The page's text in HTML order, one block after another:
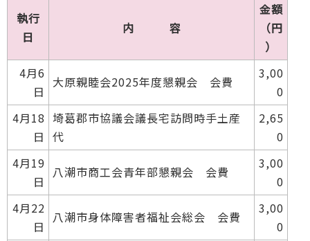
執行
日
内 容
金額
（円
）
4月6
日
大原親睦会2025年度懇親会 会費
3,00
0
4月18
日
埼葛郡市協議会議長宅訪問時手土産
代
2,65
0
4月19
日
八潮市商工会青年部懇親会 会費
3,00
0
4月22
日
八潮市身体障害者福祉会総会 会費
3,00
0